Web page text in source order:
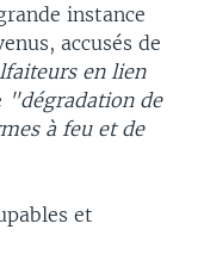
instance
accusés de
en lien
"dégradation de
à feu et de
et